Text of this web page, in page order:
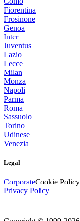
Fiorentina
Frosinone
Genoa
Inter
Juventus
Lazio
Lecce
Milan
Monza
Napoli
Parma
Roma
Sassuolo
Torino
Udinese
Venezia
Legal
CorporateCookie Policy
Privacy Policy